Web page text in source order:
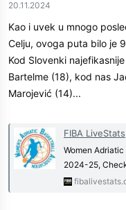
20.11.2024
Kao i uvek u mnogo
Celju, ovoga puta bilo je
Kod Slovenki
Bartelme (18), kod nas
Marojević (14)...
FIBA LiveStats
Women
2024-25,